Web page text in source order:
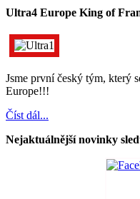
Ultra4 Europe King of
Jsme první český tým, který
Europe!!!
Číst dál...
Nejaktuálnější novinky